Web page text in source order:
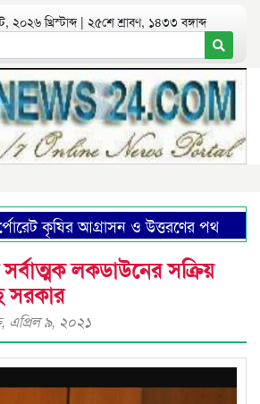
খ্রিস্টাব্দ | ২৫শে শ্রাবণ, ১৪৩৩ বঙ্গাব্দ
কৃষির আগ্রাসন ও উত্তরণের পথ
লকডাউনের সক্রিয়
সরকার
এপ্রিল ৯, ২০২১